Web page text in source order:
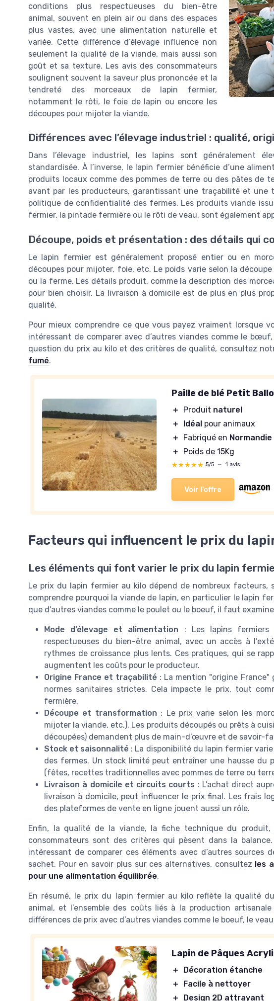
conditions plus respectueuses du bien-être
animal, souvent en plein air ou dans des espaces
plus vastes, avec une alimentation naturelle et
variée. Cette différence d’élevage influence non
seulement la qualité de la viande, mais aussi son
goût et sa texture. Les avis des consommateurs
soulignent souvent la saveur plus prononcée et la
tendreté des morceaux de lapin fermier,
notamment le rôti, le foie de lapin ou encore les
découpes pour mijoter la viande.
Différences avec l’élevage industriel : qualité,
Dans l’élevage industriel, les lapins sont généralement
standardisée. À l’inverse, le lapin fermier bénéficie d’une
produits locaux comme des pommes de terre ou des pâtes de
avant par les producteurs, garantissant une traçabilité et une
politique de confidentialité des fermes. Les produits viande
fermier, la pintade fermière ou le rôti de veau, sont également
Découpe, poids et présentation : des détails qui
Le lapin fermier est généralement proposé entier ou en
découpes pour mijoter, foie, etc. Le poids varie selon la
ou la ferme. Les détails produit, comme la description des
pour bien choisir. La livraison à domicile est de plus en plus
qualité.
Pour mieux comprendre ce que vous payez vraiment lorsque
intéressant de comparer avec d’autres viandes comme le
question du prix au kilo et des critères de qualité, consultez
fumé.
Paille de blé Petit
＋ Produit naturel
＋
Idéal pour animaux
＋
Fabriqué en Normandie
＋
Poids de 15Kg
★★★★★
★★★★★ 5/5 — 1 avis
Voir l'offre
Facteurs qui influencent le prix du
Les éléments qui font varier le prix du lapin
Le prix du lapin fermier au kilo dépend de nombreux facteurs,
comprendre pourquoi la viande de lapin, en particulier le lapin
que d’autres viandes comme le poulet ou le boeuf, il faut
Mode d’élevage et alimentation : Les lapins fermiers
respectueuses du bien-être animal, avec un accès à
rythmes de croissance plus lents. Ces pratiques, qui se
augmentent les coûts pour le producteur.
Origine France et traçabilité : La mention "origine
normes sanitaires strictes. Cela impacte le prix, tout
fermière.
Découpe et transformation : Le prix varie selon les
mijoter la viande, etc.). Les produits découpés ou prêts à
découpées) demandent plus de main-d’œuvre et de savoir-
Stock et saisonnalité : La disponibilité du lapin fermier
des fermes. Un stock limité peut entraîner une hausse du
(fêtes, recettes traditionnelles avec pommes de terre ou
Livraison à domicile et circuits courts : L’achat direct
livraison à domicile, peut influencer le prix final. Les frais
des plateformes de vente en ligne jouent aussi un rôle.
Enfin, la qualité de la viande, la fiche technique du
consommateurs sont des critères qui pèsent dans la
intéressant de comparer ces éléments avec d’autres sources
sachet. Pour en savoir plus sur ces alternatives, consultez les
pour une alimentation équilibrée.
En résumé, le prix du lapin fermier au kilo reflète la qualité
animal, et l’ensemble des coûts liés à la production
différences de prix avec d’autres viandes comme le boeuf, le
Lapin de Pâques
＋
Décoration étanche
＋
Facile à nettoyer
＋
Design 2D attrayant